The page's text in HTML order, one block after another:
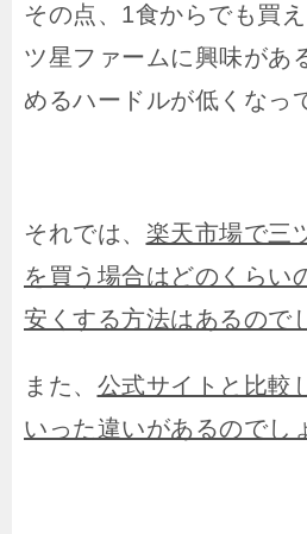
その点、1食からでも買
ツ星ファームに興味があ
めるハードルが低くなっ
それでは、 楽天市場で三
を買う場合はどのくらい
安くする方法はあるので
また、 公式サイトと比較
いった違いがあるのでし